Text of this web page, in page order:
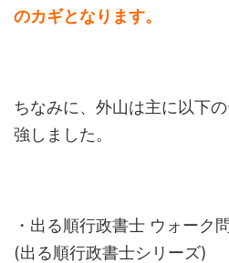
のカギとなります。
ちなみに、外山は主に以下
強しました。
・ 出る順行政書士 ウォーク
(出る順行政書士シリーズ)